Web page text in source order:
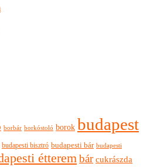
borbár borkóstoló borok budapest
budapesti bisztró budapesti bár budapesti
étterembár cukrászda